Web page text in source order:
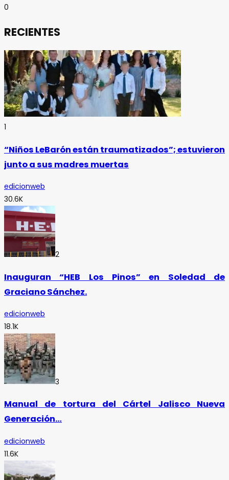
0
RECIENTES
1
“Niños LeBarón están traumatizados”; estuvieron
junto a sus madres muertas
edicionweb
30.6K
2
Inauguran “HEB Los Pinos” en Soledad de
Graciano Sánchez.
edicionweb
18.1K
3
Manual de tortura del Cártel Jalisco Nueva
Generación…
edicionweb
11.6K